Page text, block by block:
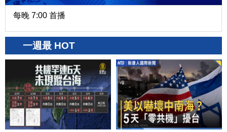
每晚 7:00 首播
一週最 HOT